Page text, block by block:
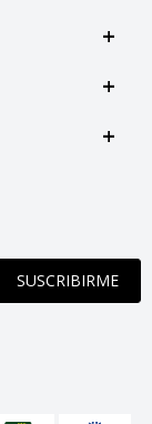
SUSCRIBIRME